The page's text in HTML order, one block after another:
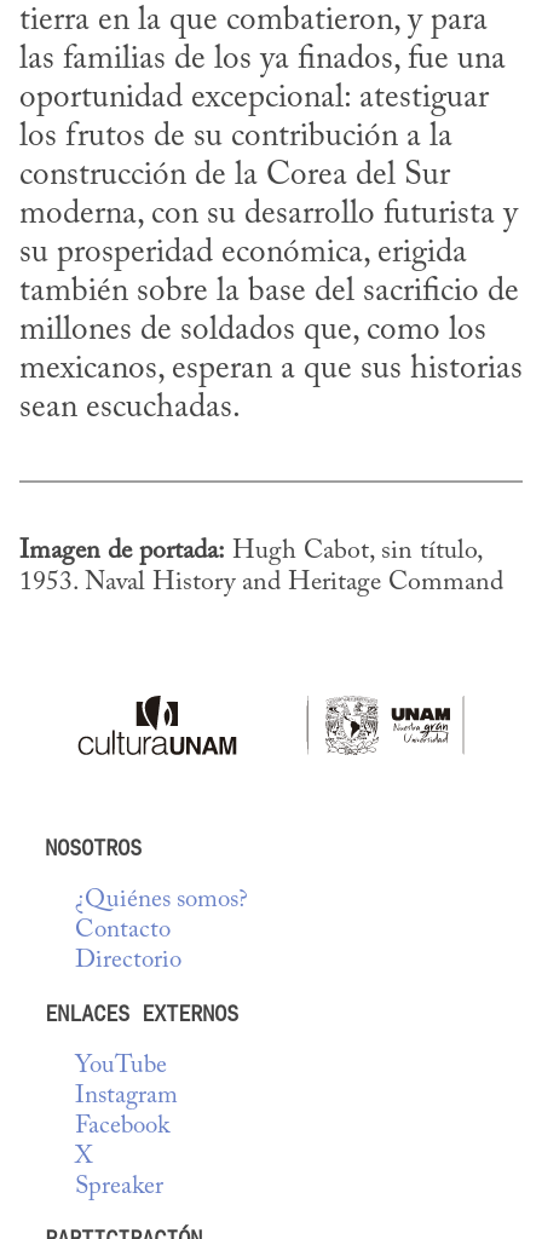
tierra en la que combatieron, y para
las familias de los ya finados, fue una
oportunidad excepcional: atestiguar
los frutos de su contribución a la
construcción de la Corea del Sur
moderna, con su desarrollo futurista y
su prosperidad económica, erigida
también sobre la base del sacrificio de
millones de soldados que, como los
mexicanos, esperan a que sus historias
sean escuchadas.
Imagen de portada: Hugh Cabot, sin título,
1953. Naval History and Heritage Command
NOSOTROS
¿Quiénes somos?
Contacto
Directorio
ENLACES EXTERNOS
YouTube
Instagram
Facebook
X
Spreaker